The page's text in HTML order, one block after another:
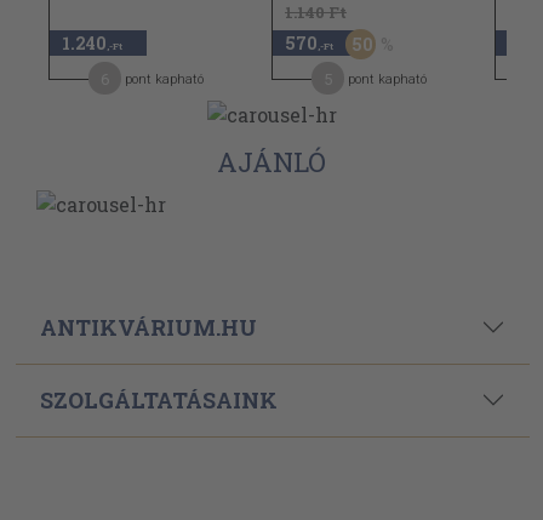
1.240 ,-Ft
pont kapható
1.140 Ft
570 ,-Ft 50
pont kapható
AJÁNLÓ
ANTIKVÁRIUM.HU
SZOLGÁLTATÁSAINK